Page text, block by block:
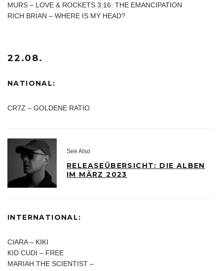
MURS – LOVE & ROCKETS 3:16: THE EMANCIPATION
RICH BRIAN – WHERE IS MY HEAD?
22.08.
NATIONAL:
CR7Z – GOLDENE RATIO
See Also
RELEASEÜBERSICHT: DIE ALBEN
IM MÄRZ 2023
INTERNATIONAL:
CIARA – KIKI
KID CUDI – FREE
MARIAH THE SCIENTIST –